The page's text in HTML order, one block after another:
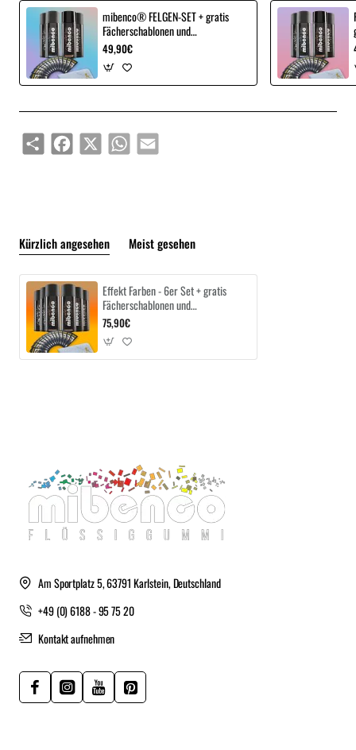
mibenco® FELGEN-SET + gratis
Fächerschablonen und
Microfasertuch
49,90€
ShareFacebook
X WhatsAppEmail
Kürzlich angesehen Meist gesehen
Effekt Farben - 6er Set + gratis
Fächerschablonen und
Microfasertuch
75,90€
Am Sportplatz 5, 63791 Karlstein, Deutschland
+49 (0) 6188 - 95 75 20
Kontakt aufnehmen